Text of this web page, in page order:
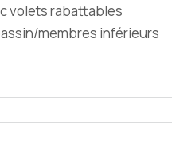
volets rabattables
membres inférieurs